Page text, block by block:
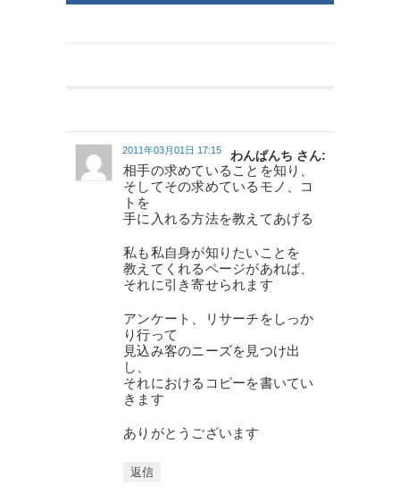
わんぱんち さん:
2011年03月01日 17:15
相手の求めていることを知り、
そしてその求めているモノ、コ
トを
手に入れる方法を教えてあげる
私も私自身が知りたいことを
教えてくれるページがあれば、
それに引き寄せられます
アンケート、リサーチをしっか
り行って
見込み客のニーズを見つけ出
し、
それにおけるコピーを書いてい
きます
ありがとうございます
返信